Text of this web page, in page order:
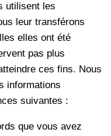
utilisent les
leur transférons
elles ont été
pas plus
ces fins. Nous
informations
suivantes :
que vous avez